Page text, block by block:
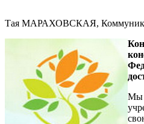
Тая МАРАХОВСКАЯ,
Мы